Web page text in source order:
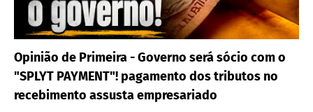
Opinião de Primeira - Governo será sócio com o
"SPLYT PAYMENT"! pagamento dos tributos no
recebimento assusta empresariado